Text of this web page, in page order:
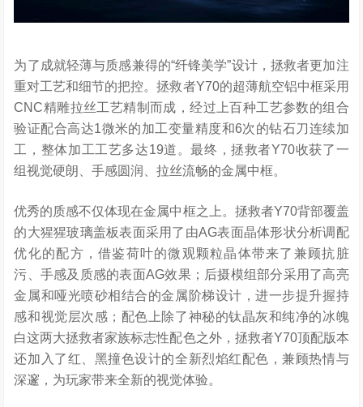
为了成就轻薄与质感兼得的“纤锋美学”设计，拯救者更加注
重对工艺和细节的把控。拯救者Y70的超薄航空铝中框采用
CNC精雕拉丝工艺精制而成，经过上百种工艺参数的组合
验证配合高达1微米的加工变量精度和6次的钻石刀连续加
工，整体加工工艺多达19道。最终，拯救者Y70收获了一
组视觉硬朗、手感圆润、拉丝流畅的金属中框。
优秀的质感不仅体现在金属中框之上。拯救者Y70背部覆盖
的大猩猩玻璃盖板表面采用了由AG表面晶体形状分析调配
优化的配方，借鉴荷叶的微观颗粒晶体带来了兼顾抗脏
污、手感及质感的表面AG效果；后摄模组部分采用了高亮
金属和哑光喷砂相结合的金属阶梯设计，进一步提升握持
感和视觉层次感；配色上除了神秘的钛晶灰和纯净的冰魄
白这两大拯救者家族标志性配色之外，拯救者Y70顶配版本
还加入了红、黑撞色设计的全新烈焰红配色，兼顾热情与
深邃，为玩家带来全新的视觉体验。